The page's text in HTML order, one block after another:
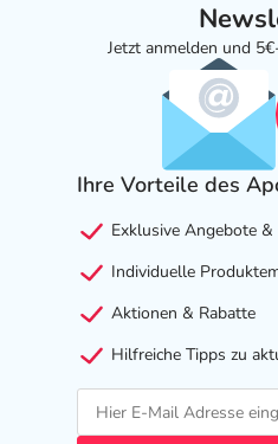
Jetzt anmelden und
Ihre Vorteile des
Exklusive Angebote &
Individuelle
Aktionen & Rabatte
Hilfreiche Tipps zu